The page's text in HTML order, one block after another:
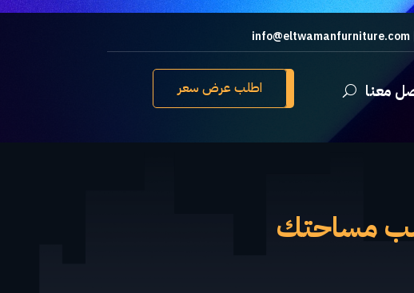
info@eltwamanfurniture.com
اطلب عرض سعر معنا
مساحتك